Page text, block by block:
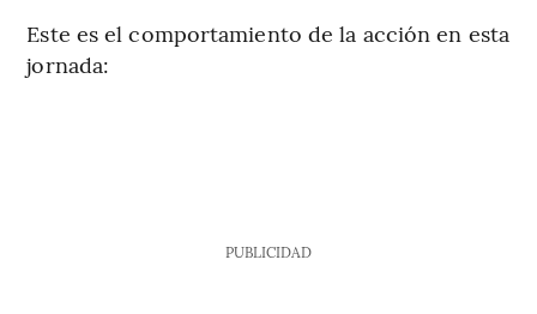
Este es el comportamiento de la acción en esta
jornada:
PUBLICIDAD